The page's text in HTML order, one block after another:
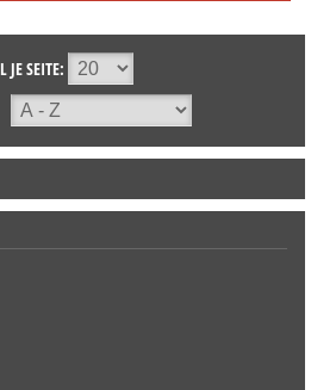
JE SEITE: